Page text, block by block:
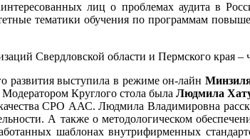
лиц о проблемах аудита в
тематики обучения по программам
Свердловской области и Пермского
развития выступила в режиме он-лайн
Круглого стола былаЛюдмила
СРО ААС. Людмила Владимировна
А также о методологическом
шаблонах внутрифирменных